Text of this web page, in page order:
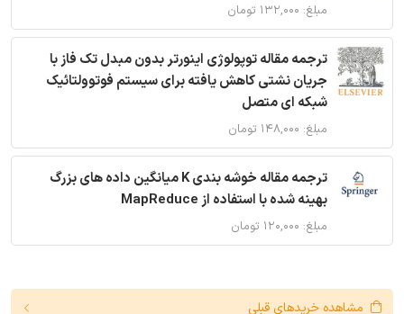
مبلغ: ۱۳۲,۰۰۰ تومان
ترجمه مقاله توپولوژی اینورتر بدون مبدل تک فاز با
جریان نشتی کاهش یافته برای سیستم فوتوولتائیک
شبکه ای متصل
مبلغ: ۱۴۸,۰۰۰ تومان
ترجمه مقاله خوشه بندی K میانگین داده های بزرگ
بهینه شده با استفاده از MapReduce
مبلغ: ۱۲۰,۰۰۰ تومان
مشاهده خریدهای قبلی